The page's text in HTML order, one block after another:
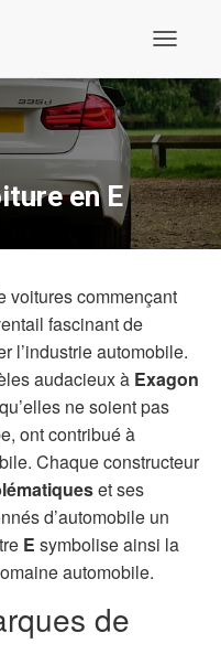
v
r
i
r
/
f
e
r
m
l
a
v
i
g
i
en E
voitures commençant
fascinant de
l’industrie automobile.
audacieux à Exagon
ne soient pas
ont contribué à
Chaque constructeur
et ses
d’automobile un
E symbolise ainsi la
automobile.
de